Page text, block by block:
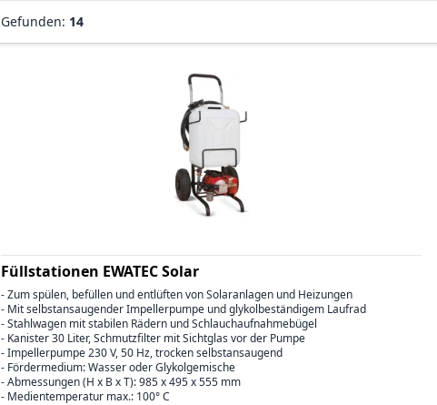
Gefunden: 14
Füllstationen EWATEC Solar
- Zum spülen, befüllen und entlüften von Solaranlagen und Heizungen
- Mit selbstansaugender Impellerpumpe und glykolbeständigem Laufrad
- Stahlwagen mit stabilen Rädern und Schlauchaufnahmebügel
- Kanister 30 Liter, Schmutzfilter mit Sichtglas vor der Pumpe
- Impellerpumpe 230 V, 50 Hz, trocken selbstansaugend
- Fördermedium: Wasser oder Glykolgemische
- Abmessungen (H x B x T): 985 x 495 x 555 mm
- Medientemperatur max.: 100° C